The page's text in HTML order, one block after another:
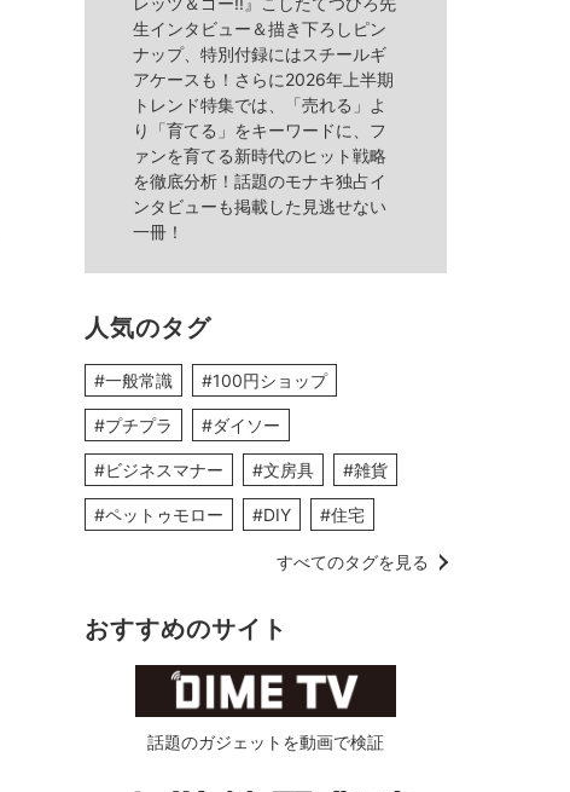
生インタビュー＆描き下ろしピン
ナップ、特別付録にはスチールギ
アケースも！さらに2026年上半期
トレンド特集では、「売れる」よ
り「育てる」をキーワードに、フ
ァンを育てる新時代のヒット戦略
を徹底分析！話題のモナキ独占イ
ンタビューも掲載した見逃せない
一冊！
人気のタグ
#一般常識 #100円ショップ
#プチプラ #ダイソー
#ビジネスマナー #文房具 #雑貨
#ペットゥモロー #DIY #住宅
すべてのタグを見る
おすすめのサイト
話題のガジェットを動画で検証